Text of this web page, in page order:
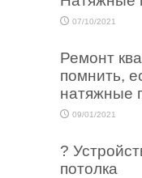
07/10/2021
Ремонт
помнить,
натяжные
09/01/2021
?
потолка